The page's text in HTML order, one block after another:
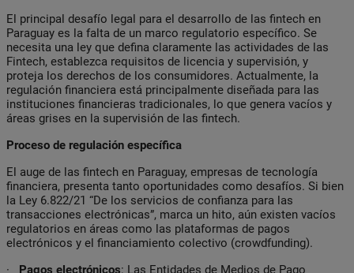
El principal desafío legal para el desarrollo de las fintech en
Paraguay es la falta de un marco regulatorio específico. Se
necesita una ley que defina claramente las actividades de las
Fintech, establezca requisitos de licencia y supervisión, y
proteja los derechos de los consumidores. Actualmente, la
regulación financiera está principalmente diseñada para las
instituciones financieras tradicionales, lo que genera vacíos y
áreas grises en la supervisión de las fintech.
Proceso de regulación específica
El auge de las fintech en Paraguay, empresas de tecnología
financiera, presenta tanto oportunidades como desafíos. Si bien
la Ley 6.822/21 “De los servicios de confianza para las
transacciones electrónicas”, marca un hito, aún existen vacíos
regulatorios en áreas como las plataformas de pagos
electrónicos y el financiamiento colectivo (crowdfunding).
· Pagos electrónicos: Las Entidades de Medios de Pago